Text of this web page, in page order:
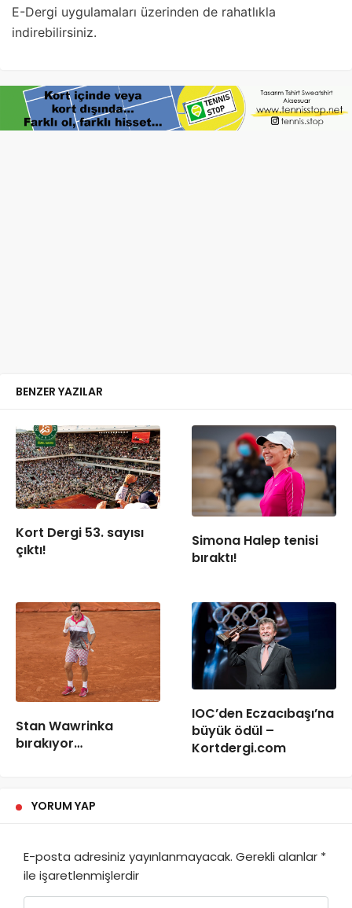
E-Dergi uygulamaları üzerinden de rahatlıkla
indirebilirsiniz.
BENZER YAZILAR
Kort Dergi 53. sayısı
çıktı!
Simona Halep tenisi
bıraktı!
Stan Wawrinka
bırakıyor…
IOC’den Eczacıbaşı’na
büyük ödül –
Kortdergi.com
YORUM YAP
E-posta adresiniz yayınlanmayacak. Gerekli alanlar *
ile işaretlenmişlerdir